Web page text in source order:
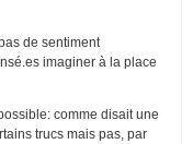
de sentiment
imaginer à la place
comme disait une
trucs mais pas, par